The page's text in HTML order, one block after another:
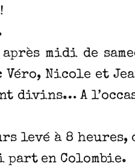
midi de
Nicole et
divins… A
levé à 8
en Colombie.